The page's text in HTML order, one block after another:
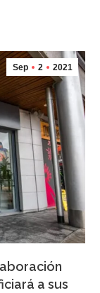
Sep 2 2021
a sus